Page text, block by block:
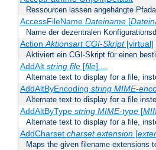
Ressourcen lassen angehängte
AccessFileName Dateiname[
Name der dezentralen
ActionAktionsart CGI-Skript[virtual]
Aktiviert ein CGI-Skript für einen
AddAlt string file[file] ...
Alternate text to display for a file,
AddAltByEncoding string MIME-
Alternate text to display for a file
AddAltByType string MIME-type[
Alternate text to display for a file,
AddCharset charset extension[
Maps the given filename extensions